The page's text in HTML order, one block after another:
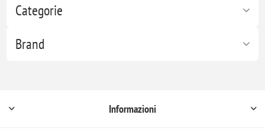
Categorie
Brand
Informazioni